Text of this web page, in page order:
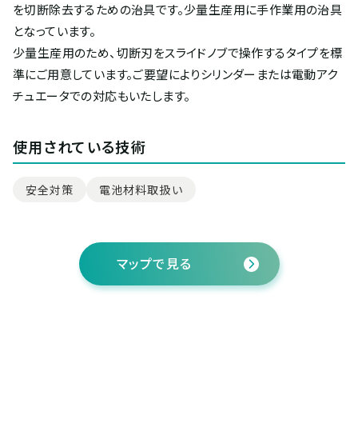
を切断除去するための治具です。少量生産用に手作業用の治具
となっています。
少量生産用のため、切断刃をスライドノブで操作するタイプを標
準にご用意しています。ご要望によりシリンダーまたは電動アク
チュエータでの対応もいたします。
使用されている技術
安全対策 電池材料取扱い
マップで見る